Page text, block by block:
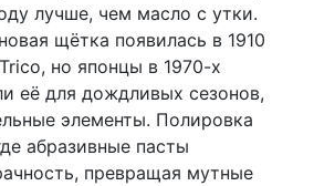
лучше, чем масло с утки.
щётка появилась в 1910
но японцы в 1970-х
её для дождливых сезонов,
элементы. Полировка
абразивные пасты
превращая мутные